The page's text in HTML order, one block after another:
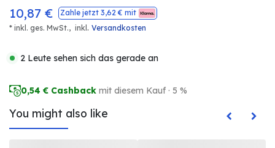
10,87 € Zahle jetzt 3,62€ mit
* inkl. ges. MwSt., inkl . Versandkosten
2 Leute sehen sich das gerade an
0,54 € Cashback mit diesem Kauf · 5 %
You might also like